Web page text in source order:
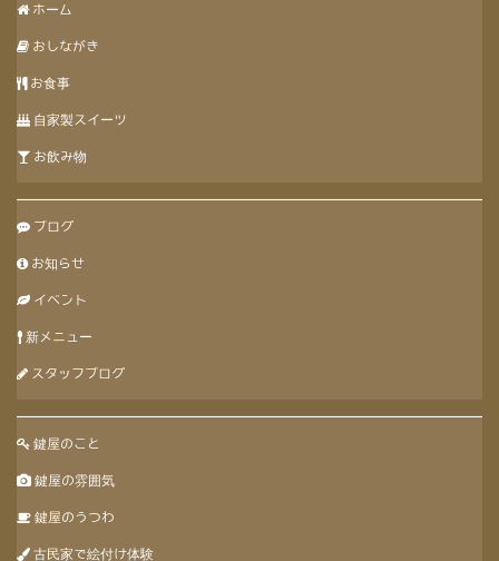
ホーム
おしながき
お食事
自家製スイーツ
お飲み物
ブログ
お知らせ
イベント
新メニュー
スタッフブログ
鍵屋のこと
鍵屋の雰囲気
鍵屋のうつわ
古民家で絵付け体験